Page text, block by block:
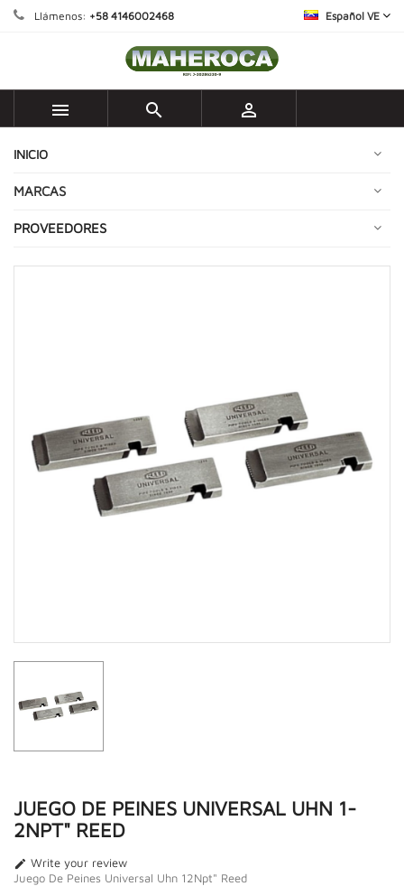
Llámenos: +58 4146002468 Español VE
  
INICIO
MARCAS
PROVEEDORES
JUEGO DE PEINES UNIVERSAL UHN 1-
2NPT" REED
 Write your review
Juego De Peines Universal Uhn 12Npt" Reed